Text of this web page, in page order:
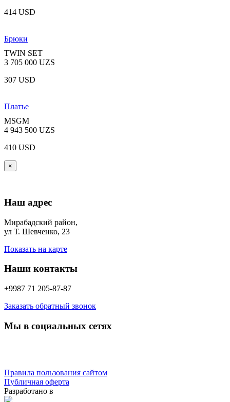
414 USD
Брюки
TWIN SET
3 705 000 UZS
307 USD
Платье
MSGM
4 943 500 UZS
410 USD
×
Наш адрес
Мирабадский район,
ул Т. Шевченко, 23
Показать на карте
Наши контакты
+9987 71 205-87-87
Заказать обратный звонок
Мы в социальных сетях
Правила пользования сайтом
Публичная оферта
Разработано в